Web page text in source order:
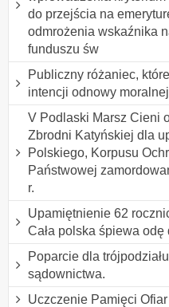
do przejścia na
odmrożenia wskaźnika
funduszu św
Publiczny różaniec,
intencji odnowy
V Podlaski Marsz Cieni
Zbrodni Katyńskiej dla
Polskiego, Korpusu
Państwowej
r.
Upamiętnienie 62
Cała polska śpiewa odę
Poparcie dla
sądownictwa.
Uczczenie Pamięci